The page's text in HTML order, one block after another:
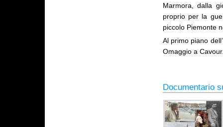
Marmora, dalla
proprio per la
piccolo Piemonte
Al primo piano
Omaggio a
Documentario